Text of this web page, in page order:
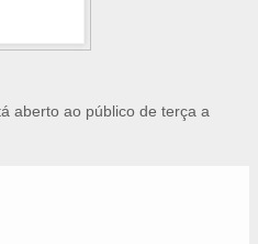
aberto ao público de terça a